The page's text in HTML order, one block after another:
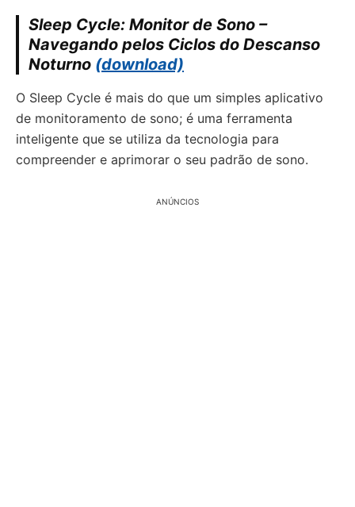
Sleep Cycle: Monitor de Sono –
Navegando pelos Ciclos do Descanso
Noturno (download)
O Sleep Cycle é mais do que um simples aplicativo
de monitoramento de sono; é uma ferramenta
inteligente que se utiliza da tecnologia para
compreender e aprimorar o seu padrão de sono.
ANÚNCIOS